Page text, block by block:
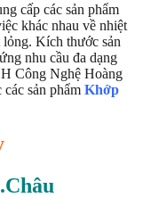
cấp các sản phẩm
khác nhau về nhiệt
lỏng. Kích thước sản
nhu cầu đa dạng
Công Nghệ Hoàng
sản phẩm Khớp